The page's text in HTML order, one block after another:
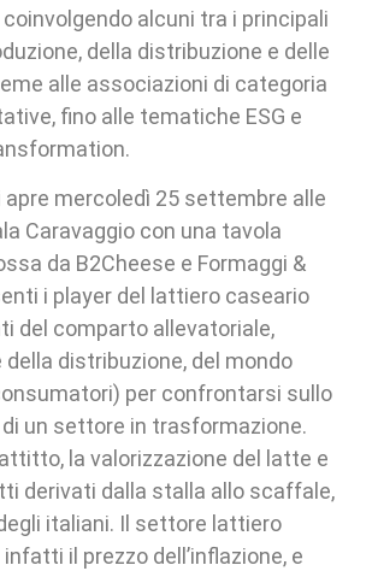
coinvolgendo alcuni tra i principali
della distribuzione e delle
alle associazioni di categoria
fino alle tematiche ESG e
apre mercoledì 25 settembre alle
Caravaggio con una tavola
da B2Cheese e Formaggi &
i player del lattiero caseario
del comparto allevatoriale,
della distribuzione, del mondo
per confrontarsi sullo
un settore in trasformazione.
la valorizzazione del latte e
derivati dalla stalla allo scaffale,
italiani. Il settore lattiero
il prezzo dell’inflazione, e